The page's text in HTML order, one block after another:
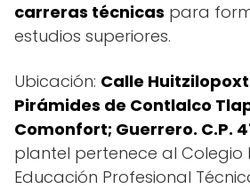
carreras técnicas para
estudios superiores.
Ubicación: Calle
Pirámides de Contlalco
Comonfort; Guerrero. C.P.
plantel pertenece al Colegio
Educación Profesional